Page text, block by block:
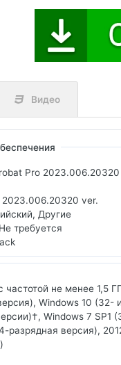
Видео
Pro
2023.006.20320 ver.
Другие
Не требуется
не менее 1,5
Windows 10
Windows 7
разрядная версия),